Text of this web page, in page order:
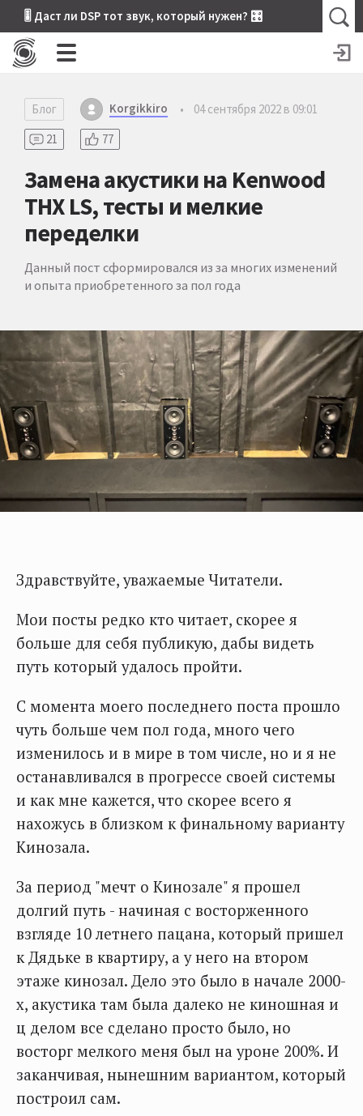
🎚 Даст ли DSP тот звук, который нужен? 🎛
Блог Korgikkiro •
04 сентября 2022 в 09:01
21
77
Замена акустики на Kenwood
THX LS, тесты и мелкие
переделки
Данный пост сформировался из за многих изменений
и опыта приобретенного за пол года
Здравствуйте, уважаемые Читатели.
Мои посты редко кто читает, скорее я
больше для себя публикую, дабы видеть
путь который удалось пройти.
С момента моего последнего поста прошло
чуть больше чем пол года, много чего
изменилось и в мире в том числе, но и я не
останавливался в прогрессе своей системы
и как мне кажется, что скорее всего я
нахожусь в близком к финальному варианту
Кинозала.
За период "мечт о Кинозале" я прошел
долгий путь - начиная с восторженного
взгляде 10 летнего пацана, который пришел
к Дядьке в квартиру, а у него на втором
этаже кинозал. Дело это было в начале 2000-
х, акустика там была далеко не киношная и
ц делом все сделано просто было, но
восторг мелкого меня был на уроне 200%. И
заканчивая, нынешним вариантом, который
построил сам.